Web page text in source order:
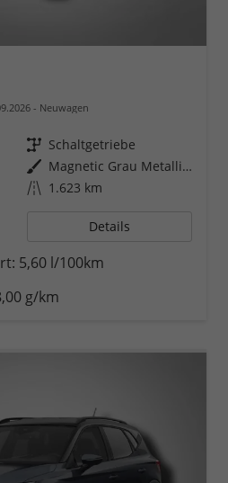
Neuwagen
Getriebe Schaltgetriebe
Außenfarbe
Magnetic Grau Metallic / Dach in Midnight Schwarz Metallic
Kilometerstand 1.623 km
Details
5,60 l/100km
g/km